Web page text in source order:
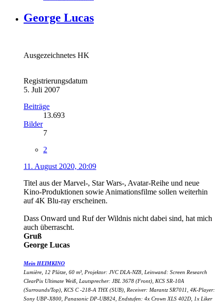
George Lucas
Ausgezeichnetes HK
Registrierungsdatum
5. Juli 2007
Beiträge
13.693
Bilder
7
2
11. August 2020, 20:09
Titel aus der Marvel-, Star Wars-, Avatar-Reihe und neue
Kino-Produktionen sowie Animationsfilme sollen weiterhin
auf 4K Blu-ray erscheinen.
Dass Onward und Ruf der Wildnis nicht dabei sind, hat mich
auch überrascht.
Gruß
George Lucas
Mein HEIMKINO
Lumière, 12 Plätze, 60 m³, Projektor: JVC DLA-NZ8, Leinwand: Screen Research
ClearPix Ultimate Weiß, Lautsprecher: JBL 3678 (Front), KCS SR-10A
(Surrounds/Top), KCS C -218-A THX (SUB), Receiver: Marantz SR7011, 4K-Player:
Sony UBP-X800, Panasonic DP-UB824, Endstufen: 4x Crown XLS 402D, 1x Liker